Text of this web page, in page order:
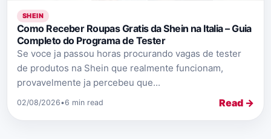
SHEIN
Como Receber Roupas Gratis da Shein na Italia – Guia
Completo do Programa de Tester
Se voce ja passou horas procurando vagas de tester
de produtos na Shein que realmente funcionam,
provavelmente ja percebeu que...
02/08/2026•6 min read Read →